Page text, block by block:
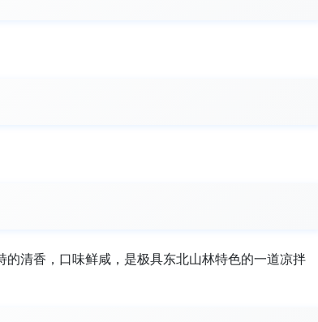
清香，口味鲜咸，是极具东北山林特色的一道凉拌